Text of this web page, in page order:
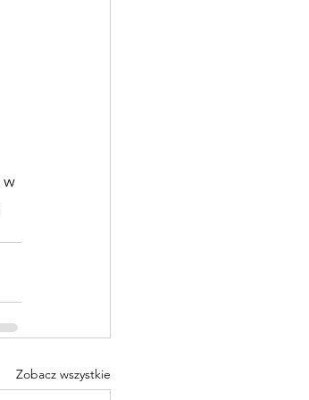
w
Zobacz wszystkie